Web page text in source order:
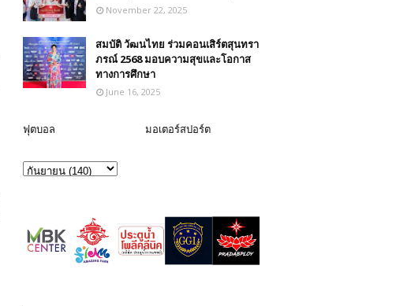
November 22, 2025
สมบัติ วัฒนไทย ร่วมคอนเสิร์ตสุนทรา
ภรณ์ 2568 มอบความสุขและโอกาส
ทางการศึกษา
June 16, 2025
ฟุตบอล มอเตอร์สปอร์ต